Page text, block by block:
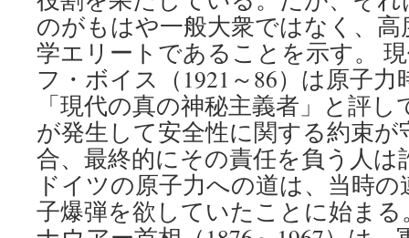
のがもはや一般大衆ではなく、
学エリートであることを示す。
フ・ボイス（1921～86）は原子
「現代の真の神秘主義者」と評
が発生して安全性に関する約束
合、最終的にその責任を負う人は
ドイツの原子力への道は、当時
子爆弾を欲していたことに始ま